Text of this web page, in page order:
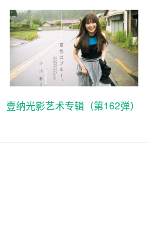
壹纳光影艺术专辑（第162弹）